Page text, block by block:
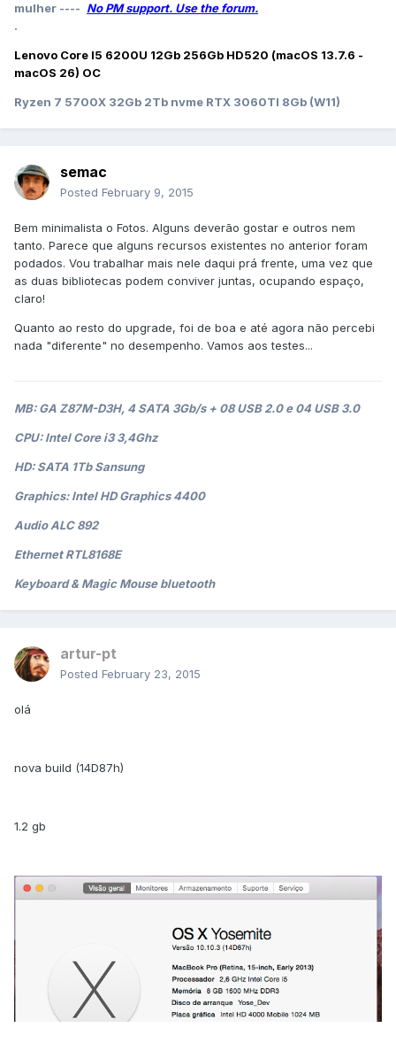
mulher ---- No PM support. Use the forum.
.
Lenovo Core I5 6200U 12Gb 256Gb HD520 (macOS 13.7.6 -
macOS 26) OC
Ryzen 7 5700X 32Gb 2Tb nvme RTX 3060TI 8Gb (W11)
semac
Posted February 9, 2015
Bem minimalista o Fotos. Alguns deverão gostar e outros nem
tanto. Parece que alguns recursos existentes no anterior foram
podados. Vou trabalhar mais nele daqui prá frente, uma vez que
as duas bibliotecas podem conviver juntas, ocupando espaço,
claro!
Quanto ao resto do upgrade, foi de boa e até agora não percebi
nada "diferente" no desempenho. Vamos aos testes...
MB: GA Z87M-D3H, 4 SATA 3Gb/s + 08 USB 2.0 e 04 USB 3.0
CPU: Intel Core i3 3,4Ghz
HD: SATA 1Tb Sansung
Graphics: Intel HD Graphics 4400
Audio ALC 892
Ethernet RTL8168E
Keyboard & Magic Mouse bluetooth
artur-pt
Posted February 23, 2015
olá
nova build (14D87h)
1.2 gb